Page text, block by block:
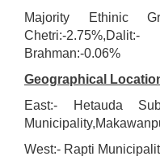
Majority Ethinic
Chetri:-
Brahman:-0.06%
Geographical
East:- Hetauda
West:- Rapti